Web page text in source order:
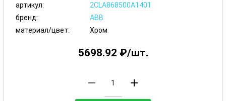
артикул:
2CLA868500A1401
бренд:
ABB
материал/цвет:
Хром
5698.92 ₽/шт.
remove add